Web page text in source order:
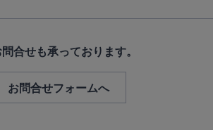
問合せも承っております。
お問合せフォームへ